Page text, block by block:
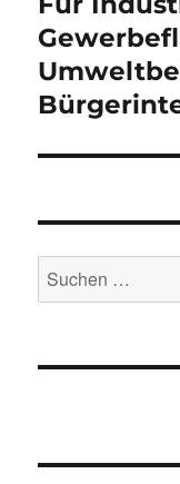
Beitrag:
Suchen
nach: